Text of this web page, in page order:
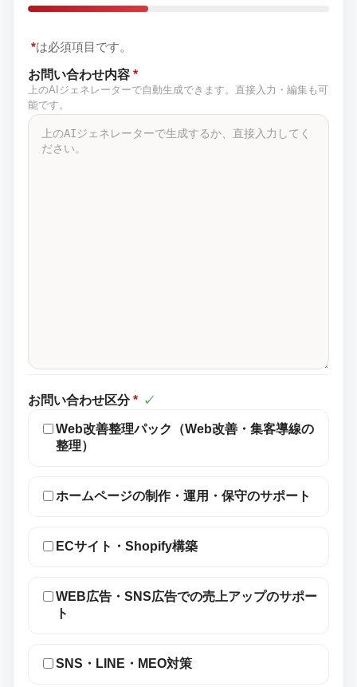
*は必須項目です。
お問い合わせ内容 *
上のAIジェネレーターで自動生成できます。直接入力・編集も可
能です。
お問い合わせ区分 * ✓
Web改善整理パック（Web改善・集客導線の
整理）
ホームページの制作・運用・保守のサポート
ECサイト・Shopify構築
WEB広告・SNS広告での売上アップのサポー
ト
SNS・LINE・MEO対策